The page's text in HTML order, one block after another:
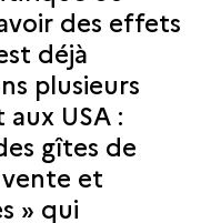
des effets
déjà
plusieurs
USA :
gîtes de
et
» qui